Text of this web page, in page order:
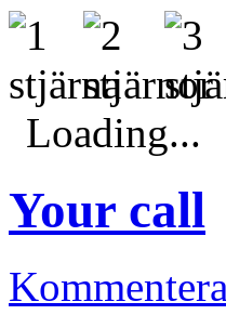
Loading...
Your call